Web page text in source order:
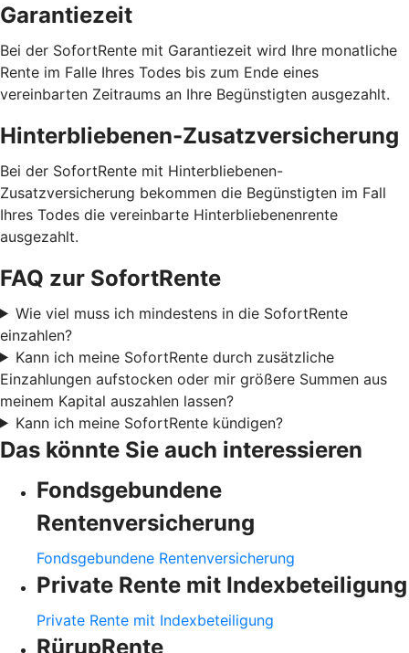
Garantiezeit
Bei der SofortRente mit Garantiezeit wird Ihre monatliche
Rente im Falle Ihres Todes bis zum Ende eines
vereinbarten Zeitraums an Ihre Begünstigten ausgezahlt.
Hinterbliebenen-Zusatzversicherung
Bei der SofortRente mit Hinterbliebenen-
Zusatzversicherung bekommen die Begünstigten im Fall
Ihres Todes die vereinbarte Hinterbliebenenrente
ausgezahlt.
FAQ zur SofortRente
Wie viel muss ich mindestens in die SofortRente
einzahlen?
Kann ich meine SofortRente durch zusätzliche
Einzahlungen aufstocken oder mir größere Summen aus
meinem Kapital auszahlen lassen?
Kann ich meine SofortRente kündigen?
Das könnte Sie auch interessieren
Fondsgebundene
Rentenversicherung
Fondsgebundene Rentenversicherung
Private Rente mit Indexbeteiligung
Private Rente mit Indexbeteiligung
RürupRente